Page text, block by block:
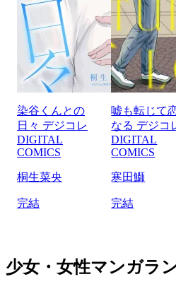
染谷くんとの
日々 デジコレ
DIGITAL
COMICS
桐生菜央
完結
嘘も転じて
なる デジコ
DIGITAL
COMICS
寒田鰤
完結
少女・女性マンガラ